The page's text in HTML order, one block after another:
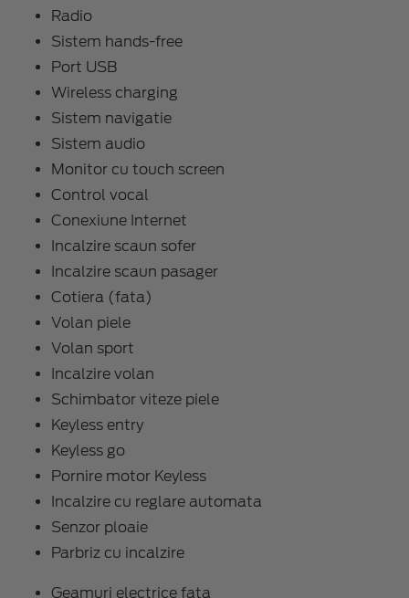
Radio
Sistem hands-free
Port USB
Wireless charging
Sistem navigatie
Sistem audio
Monitor cu touch screen
Control vocal
Conexiune Internet
Incalzire scaun sofer
Incalzire scaun pasager
Cotiera (fata)
Volan piele
Volan sport
Incalzire volan
Schimbator viteze piele
Keyless entry
Keyless go
Pornire motor Keyless
Incalzire cu reglare automata
Senzor ploaie
Parbriz cu incalzire
Geamuri electrice fata